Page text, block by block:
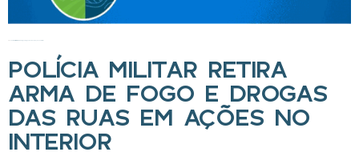
POLÍCIA MILITAR RETIRA
ARMA DE FOGO E DROGAS
DAS RUAS EM AÇÕES NO
INTERIOR